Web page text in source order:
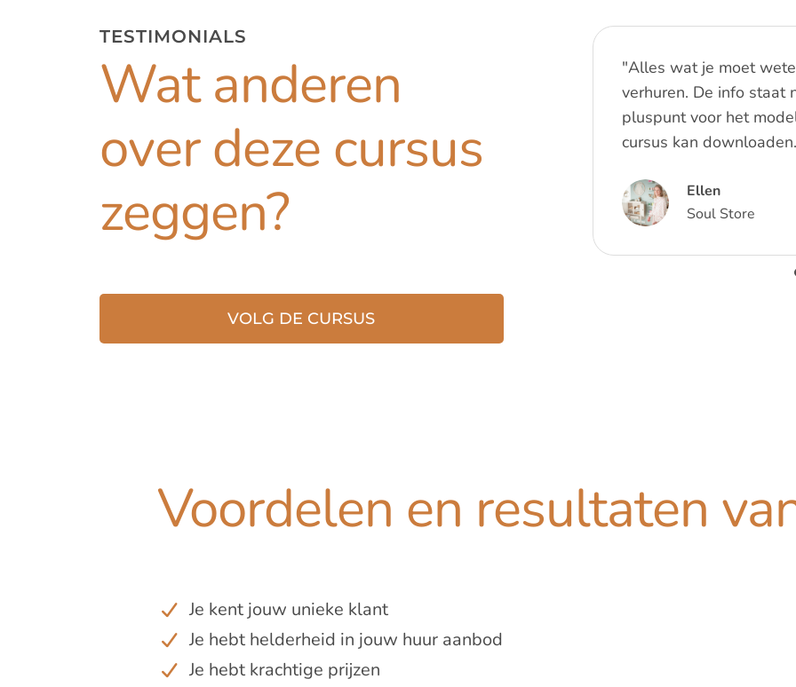
TESTIMONIALS
Wat anderen
over deze cursus
zeggen?
VOLG DE CURSUS
"Alles wat je moet
verhuren. De info staat
pluspunt voor het
cursus kan
Ellen
Soul Store
Voordelen en resultaten
Je kent jouw unieke klant
Je hebt helderheid in jouw huur aanbod
Je hebt krachtige prijzen